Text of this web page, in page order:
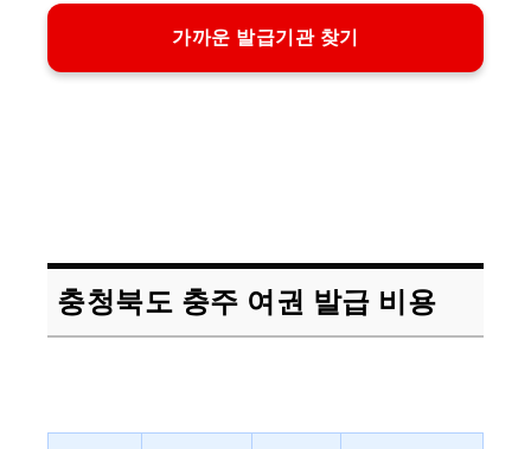
가까운 발급기관 찾기
충청북도 충주 여권 발급 비용